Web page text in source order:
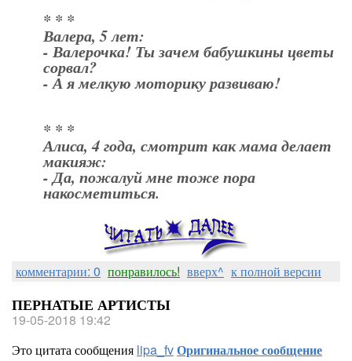
* * *
Валера, 5 лет:
- Валерочка! Ты зачем бабушкины цветы
сорвал?
- А я мелкую моторику развиваю!
* * *
Алиса, 4 года, смотрит как мама делает
макияж:
- Да, пожалуй мне тоже пора
накосметиться.
комментарии: 0 понравилось! вверх^ к полной версии
ПЕРНАТЫЕ АРТИСТЫ
19-05-2018 19:42
Это цитата сообщения lipa_fvОригинальное сообщение